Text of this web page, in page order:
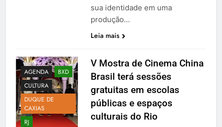
sua identidade em uma
produção…
Leia mais
AGENDA
BXD
CULTURA
DUQUE DE
CAXIAS
RJ
V Mostra de Cinema China
Brasil terá sessões
gratuitas em escolas
públicas e espaços
culturais do Rio